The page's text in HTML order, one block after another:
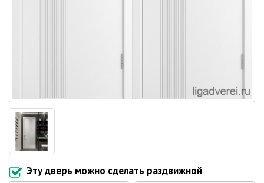
Эту дверь можно сделать раздвижной